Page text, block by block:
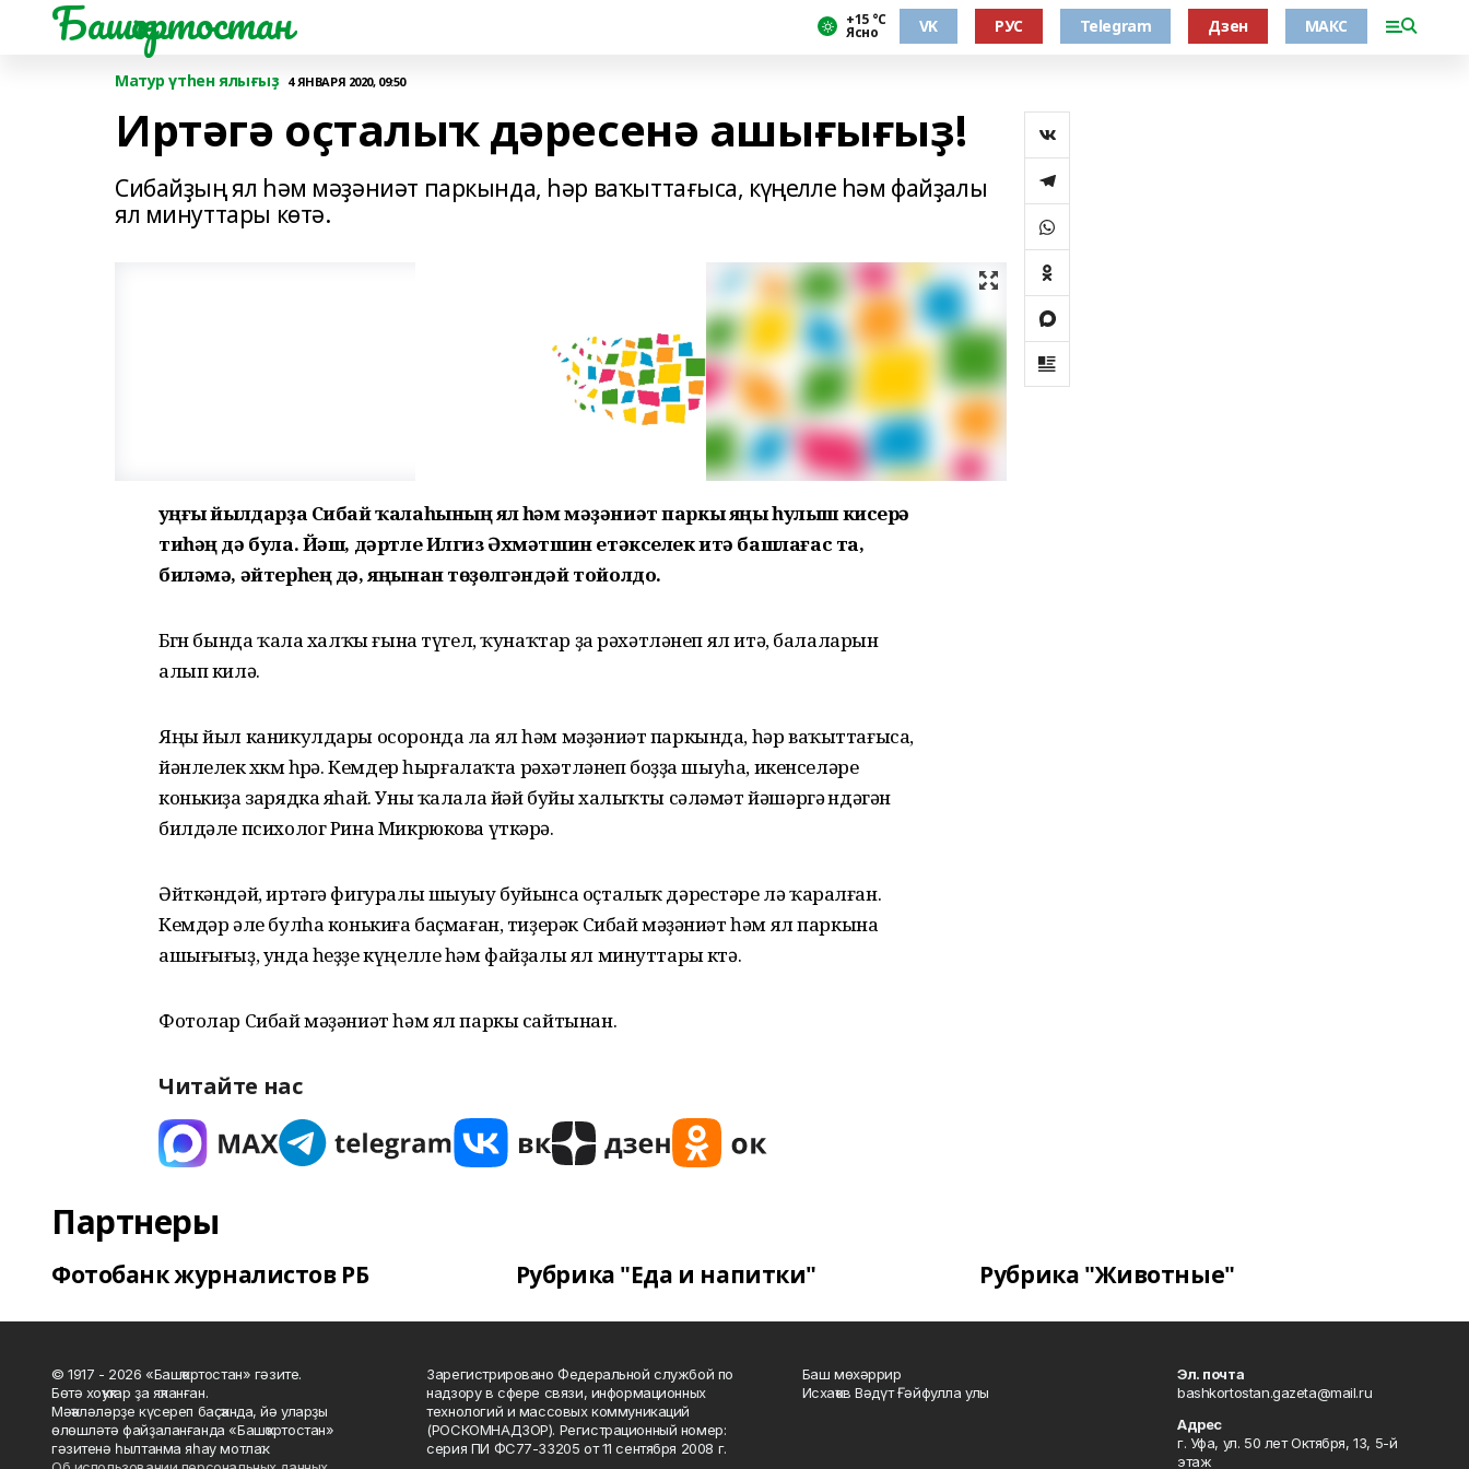
Башҡортостан +15 °С
Ясно VK РУС Telegram Дзен МАКС
Матур үтһен ялығыҙ 4 ЯНВАРЯ 2020, 09:50
Иртәгә оҫталыҡ дәресенә ашығығыҙ!
Сибайҙың ял һәм мәҙәниәт паркында, һәр ваҡыттағыса, күңелле һәм файҙалы
ял минуттары көтә.
Һуңғы йылдарҙа Сибай ҡалаһының ял һәм мәҙәниәт паркы яңы һулыш кисерә
тиһәң дә була. Йәш, дәртле Илгиз Әхмәтшин етәкселек итә башлағас та,
биләмә, әйтерһең дә, яңынан төҙөлгәндәй тойолдо.
Бөгөн бында ҡала халҡы ғына түгел, ҡунаҡтар ҙа рәхәтләнеп ял итә, балаларын
алып килә.
Яңы йыл каникулдары осоронда ла ял һәм мәҙәниәт паркында, һәр ваҡыттағыса,
йәнлелек хөкөм һөрә. Кемдер һырғалаҡта рәхәтләнеп боҙҙа шыуһа, икенселәре
конькиҙа зарядка яһай. Уны ҡалала йәй буйы халыҡты сәләмәт йәшәргә өндәгән
билдәле психолог Рина Микрюкова үткәрә.
Әйткәндәй, иртәгә фигуралы шыуыу буйынса оҫталыҡ дәрестәре лә ҡаралған.
Кемдәр әле булһа конькиға баҫмаған, тиҙерәк Сибай мәҙәниәт һәм ял паркына
ашығығыҙ, унда һеҙҙе күңелле һәм файҙалы ял минуттары көтә.
Фотолар Сибай мәҙәниәт һәм ял паркы сайтынан.
Читайте нас
Партнеры
Фотобанк журналистов РБ Рубрика "Еда и напитки" Рубрика "Животные"
© 1917 - 2026 «Башҡортостан» гәзите.
Бөтә хоҡуҡтар ҙа яҡланған.
Мәҡәләләрҙе күсереп баҫҡанда, йә уларҙы
өлөшләтә файҙаланғанда «Башҡортостан»
гәзитенә һылтанма яһау мотлаҡ.
Зарегистрировано Федеральной службой по
надзору в сфере связи, информационных
технологий и массовых коммуникаций
(РОСКОМНАДЗОР). Регистрационный номер:
серия ПИ ФС77-33205 от 11 сентября 2008 г.
Баш мөхәррир
Исхаҡов Вәдүт Ғәйфулла улы
Эл. почта
bashkortostan.gazeta@mail.ru
Адрес
г. Уфа, ул. 50 лет Октября, 13, 5-й
этаж